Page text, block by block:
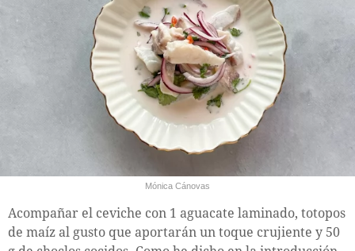
Mónica Cánovas
Acompañar el ceviche con 1 aguacate laminado, totopos
de maíz al gusto que aportarán un toque crujiente y 50